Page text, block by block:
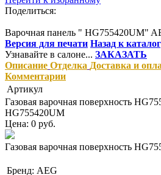
Поделиться:
Варочная панель " HG755420UM"
Версия для печати Назад к
Узнавайте в салоне... ЗАКАЗАТЬ
Описание Отделка Доставка и
Комментарии
Артикул
Газовая варочная поверхность
HG755420UM
Цена: 0 руб.
Газовая варочная поверхность
Бренд: AEG